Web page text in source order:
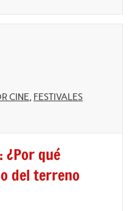
CINE, FESTIVALES
¿Por qué
del terreno